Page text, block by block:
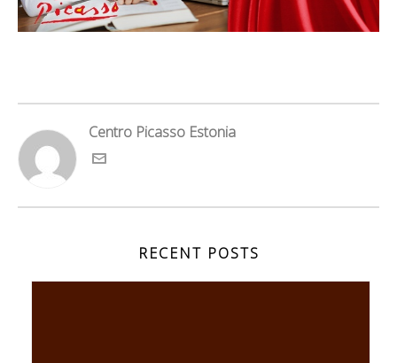
Centro Picasso Estonia
RECENT POSTS